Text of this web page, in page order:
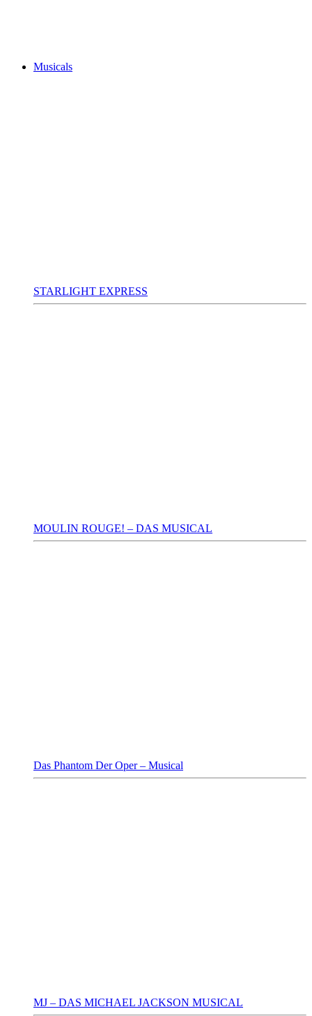
Musicals
STARLIGHT EXPRESS
MOULIN ROUGE! – DAS MUSICAL
Das Phantom Der Oper – Musical
MJ – DAS MICHAEL JACKSON MUSICAL